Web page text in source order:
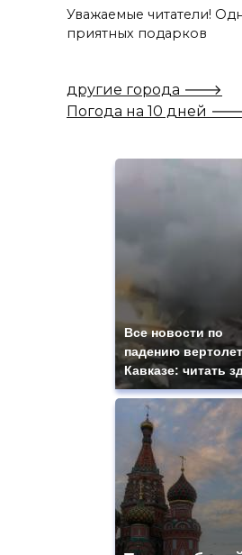
Уважаемые читатели!
приятных подарков
другие города 🡒
Погода на 10 дней
Все новости по
падению
Кавказе: читать